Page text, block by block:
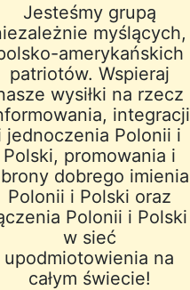
Jesteśmy grupą
myślących,
amerykańskich
patriotów. Wspieraj
wysiłki na rzecz
integracji
jednoczenia Polonii i
Polski, promowania i
dobrego imienia
Polonii i Polski oraz
Polonii i Polski
w sieć
upodmiotowienia na
całym świecie!